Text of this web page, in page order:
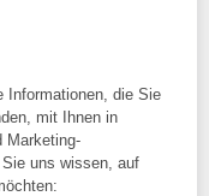
Informationen, die Sie
mit Ihnen in
Marketing-
uns wissen, auf